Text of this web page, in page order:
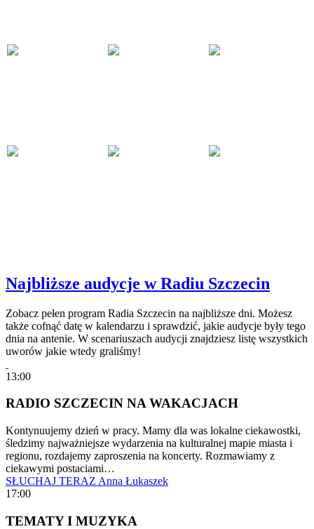
Najbliższe audycje w Radiu Szczecin
Zobacz pełen program Radia Szczecin na najbliższe dni. Możesz
także cofnąć datę w kalendarzu i sprawdzić, jakie audycje były tego
dnia na antenie. W scenariuszach audycji znajdziesz listę wszystkich
uworów jakie wtedy graliśmy!
13:00
RADIO SZCZECIN NA WAKACJACH
Kontynuujemy dzień w pracy. Mamy dla was lokalne ciekawostki,
śledzimy najważniejsze wydarzenia na kulturalnej mapie miasta i
regionu, rozdajemy zaproszenia na koncerty. Rozmawiamy z
ciekawymi postaciami…
SŁUCHAJ TERAZ Anna Łukaszek
17:00
TEMATY I MUZYKA